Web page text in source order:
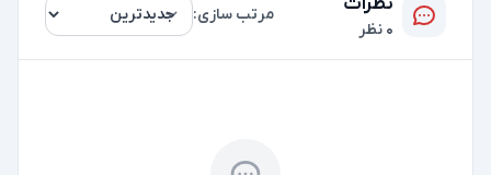
0 نظر
مرتب سازی: